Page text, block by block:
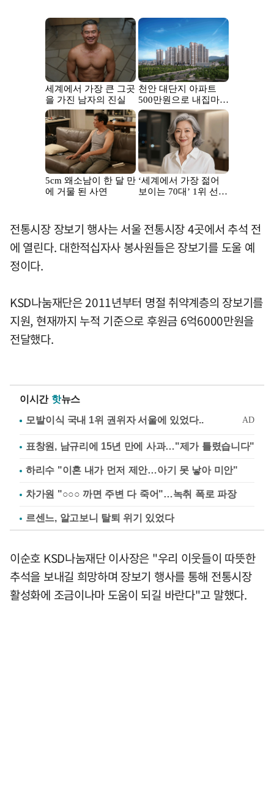
전통시장 장보기 행사는 서울 전통시장 4곳에서 추석 전
에 열린다. 대한적십자사 봉사원들은 장보기를 도울 예
정이다.
KSD나눔재단은 2011년부터 명절 취약계층의 장보기를
지원, 현재까지 누적 기준으로 후원금 6억6000만원을
전달했다.
이시간 핫뉴스
표창원, 남규리에 15년 만에 사과…"제가 틀렸습니다"
하리수 "이혼 내가 먼저 제안…아기 못 낳아 미안"
차가원 "○○○ 까면 주변 다 죽어"…녹취 폭로 파장
르센느, 알고보니 탈퇴 위기 있었다
이순호 KSD나눔재단 이사장은 "우리 이웃들이 따뜻한
추석을 보내길 희망하며 장보기 행사를 통해 전통시장
활성화에 조금이나마 도움이 되길 바란다"고 말했다.